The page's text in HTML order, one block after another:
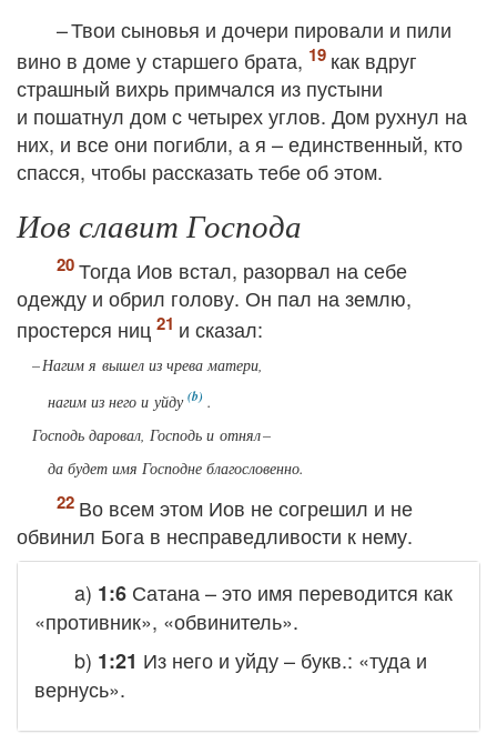
– Твои сыновья и дочери пировали и пили
вино в доме у старшего брата,
как вдруг
страшный вихрь примчался из пустыни
и пошатнул дом с четырех углов. Дом рухнул на
них, и все они погибли, а я – единственный, кто
спасся, чтобы рассказать тебе об этом.
Иов славит Господа
Тогда Иов встал, разорвал на себе
одежду и обрил голову. Он пал на землю,
простерся ниц
и сказал:
– Нагим я вышел из чрева матери,
нагим из него и уйду
.
Господь даровал, Господь и отнял –
да будет имя Господне благословенно.
Во всем этом Иов не согрешил и не
обвинил Бога в несправедливости к нему.
a) 1:6 Сатана – это имя переводится как
«противник», «обвинитель».
b) 1:21 Из него и уйду – букв.: «туда и
вернусь».